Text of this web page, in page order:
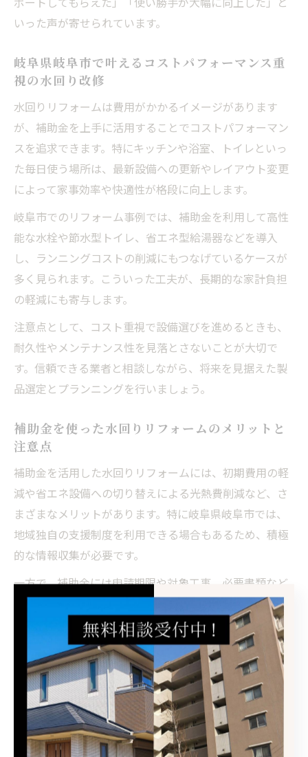
いった声が寄せられています。
岐阜県岐阜市で叶えるコストパフォーマンス重
視の水回り改修
水回りリフォームは費用がかかるイメージがあります
が、補助金を上手に活用することでコストパフォーマン
スを追求できます。特にキッチンや浴室、トイレといっ
た毎日使う場所は、最新設備への更新やレイアウト変更
によって家事効率や快適性が格段に向上します。
岐阜市でのリフォーム事例では、補助金を利用して高性
能な水栓や節水型トイレ、省エネ型給湯器などを導入
し、ランニングコストの削減にもつなげているケースが
多く見られます。こういった工夫が、長期的な家計負担
の軽減にも寄与します。
注意点として、コスト重視で設備選びを進めるときも、
耐久性やメンテナンス性を見落とさないことが大切で
す。信頼できる業者と相談しながら、将来を見据えた製
品選定とプランニングを行いましょう。
補助金を使った水回りリフォームのメリットと
注意点
補助金を活用した水回りリフォームには、初期費用の軽
減や省エネ設備への切り替えによる光熱費削減など、さ
まざまなメリットがあります。特に岐阜県岐阜市では、
地域独自の支援制度を利用できる場合もあるため、積極
的な情報収集が必要です。
一方で、補助金には申請期限や対象工事、必要書類など
の細かい条件が定められており、事前確認を怠ると申請
が通らないリスクがあります。また、補助金の交付決定
前に工事を始めてしまうと対象外となる場合もあるた
め、必ずスケジュールを業者と調整しましょう。
実際に補助金を利用した方からは「予想以上にお得にリ
フォームできた」「手続きが複雑だったが、業者のサポ
ートで安心だった」といった声もあります。申請の流れ